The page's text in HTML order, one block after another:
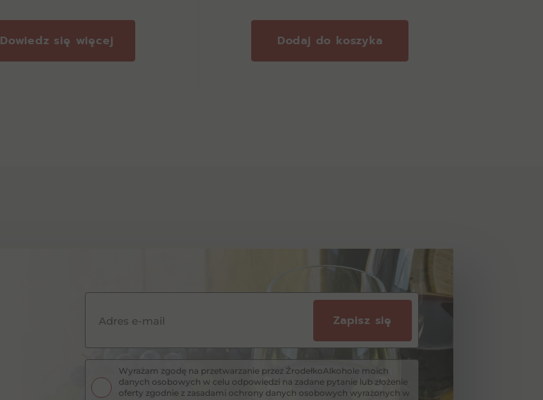
Dowiedz się więcej Dodaj do koszyka
Adres e-mail Zapisz się
Wyrażam zgodę na przetwarzanie przez ŹrodełkoAlkohole moich
danych osobowych w celu odpowiedzi na zadane pytanie lub złożenie
oferty zgodnie z zasadami ochrony danych osobowych wyrażonych w